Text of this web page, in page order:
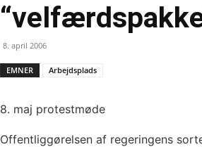
8. april 2006
EMNER Arbejdsplads
8. maj protestmøde
Offentliggørelsen af regeringens